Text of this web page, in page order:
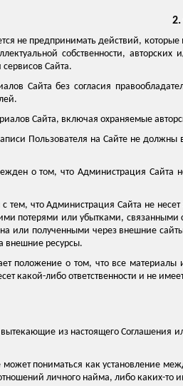
не предпринимать действий,
собственности,
Сайта.
Сайта без согласия
Сайта, включая охраняемые
Пользователя на Сайте не должны
о том, что Администрация Сайта
с тем, что Администрация Сайта не
потерями или убытками, связанными
или полученными через внешние
внешние ресурсы.
положение о том, что все материалы
какой-либо ответственности и не
из настоящего Соглашения
пониматься как установление
личного найма, либо каких-